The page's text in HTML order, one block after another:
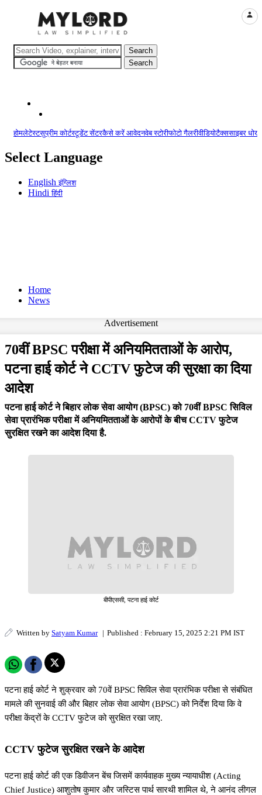
होमलेटेस्टसुप्रीम कोर्टस्टूडेंट सेंटरकैसे करें आवेदनवेब स्टोरीफोटो गैलरीवीडियोटैक्ससाइबर
Select Language
Englishइंग्लिश
Hindiहिंदी
Home
News
Advertisement
70वीं BPSC परीक्षा में अनियमितताओं के आरोप,
पटना हाई कोर्ट ने CCTV फुटेज की सुरक्षा का दिया
आदेश
पटना हाई कोर्ट ने बिहार लोक सेवा आयोग (BPSC) को 70वीं BPSC सिविल
सेवा प्रारंभिक परीक्षा में अनियमितताओं के आरोपों के बीच CCTV फुटेज
सुरक्षित रखने का आदेश दिया है.
बीपीएससी, पटना हाई कोर्ट
Written by Satyam Kumar | Published : February 15, 2025 2:21 PM IST
पटना हाई कोर्ट ने शुक्रवार को 70वें BPSC सिविल सेवा प्रारंभिक परीक्षा से संबंधित
मामले की सुनवाई की और बिहार लोक सेवा आयोग (BPSC) को निर्देश दिया कि वे
परीक्षा केंद्रों के CCTV फुटेज को सुरक्षित रखा जाए.
CCTV फुटेज सुरक्षित रखने के आदेश
पटना हाई कोर्ट की एक डिवीजन बेंच जिसमें कार्यवाहक मुख्य न्यायाधीश (Acting
Chief Justice) आशुतोष कुमार और जस्टिस पार्थ सारथी शामिल थे, ने आनंद लीगल